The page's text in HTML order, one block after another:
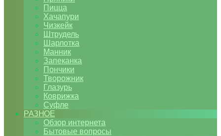
Пицца
Хачапури
Чизкейк
Штрудель
Шарлотка
Манник
Запеканка
Пончики
Творожник
Глазурь
Коврижка
Суфле
РАЗНОЕ
Обзор интернета
Бытовые вопросы